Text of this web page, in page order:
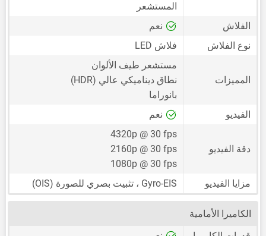
المستشعر
الفلاش
نعم
نوع الفلاش
فلاش LED
المميزات
مستشعر طيف الألوان
نطاق ديناميكي عالي (HDR)
بانوراما
الفيديو
نعم
دقة الفيديو
4320p @ 30 fps
2160p @ 30 fps
1080p @ 30 fps
مزايا الفيديو
Gyro-EIS ، تثبيت بصري للصورة (OIS)
الكاميرا الأمامية